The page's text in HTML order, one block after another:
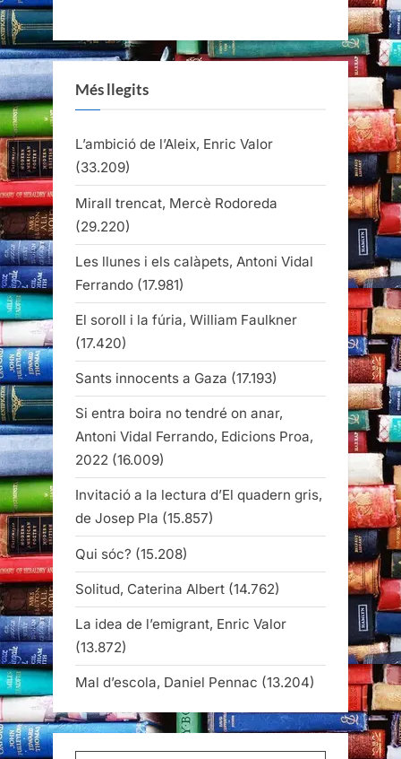
Més llegits
L’ambició de l’Aleix, Enric Valor
(33.209)
Mirall trencat, Mercè Rodoreda
(29.220)
Les llunes i els calàpets, Antoni Vidal
Ferrando (17.981)
El soroll i la fúria, William Faulkner
(17.420)
Sants innocents a Gaza (17.193)
Si entra boira no tendré on anar,
Antoni Vidal Ferrando, Edicions Proa,
2022 (16.009)
Invitació a la lectura d’El quadern gris,
de Josep Pla (15.857)
Qui sóc? (15.208)
Solitud, Caterina Albert (14.762)
La idea de l’emigrant, Enric Valor
(13.872)
Mal d’escola, Daniel Pennac (13.204)